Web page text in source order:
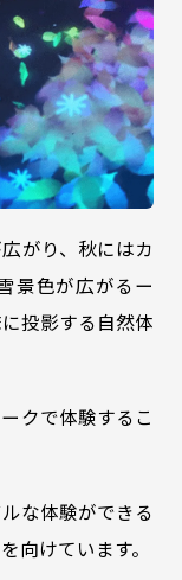
がり、秋にはカ
景色が広がるー
投影する自然体
クで体験するこ
な体験ができる
向けています。